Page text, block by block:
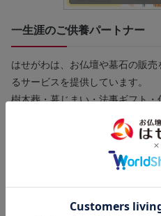
一生涯のご供養パートナー
はせがわは、お仏壇や墓石の販
るサービスを提供しています。
樹木葬・墓じまい・法事ギフト
ト・遺品整理まで、一生涯のパ
寄り添い、ご供養に関する様々
直営店130店舗以上の「はせがわ
【店舗一覧】はこちら＞＞
【墓石の販売】や【終活・相続